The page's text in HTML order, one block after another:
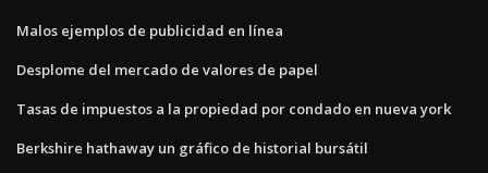
Malos ejemplos de publicidad en línea
Desplome del mercado de valores de papel
Tasas de impuestos a la propiedad por condado en nueva york
Berkshire hathaway un gráfico de historial bursátil